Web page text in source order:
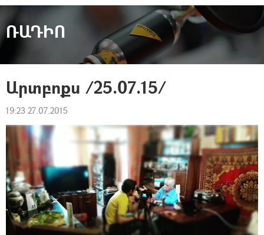
ՌԱԴԻՈ
Արտբոքս /25.07.15/
19:23 27.07.2015